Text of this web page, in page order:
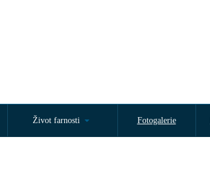
Život farnosti Fotogalerie